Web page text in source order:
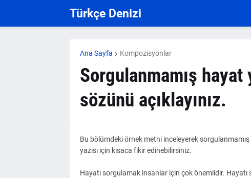
Türkçe Denizi
Ana Sayfa Kompozisyonlar
Sorgulanmamış
sözünü açıklayınız.
Bu bölümdeki örnek metni inceleyerek
yazısı için kısaca fikir edinebilirsiniz.
Hayatı sorgulamak insanlar için çok önemlidir.